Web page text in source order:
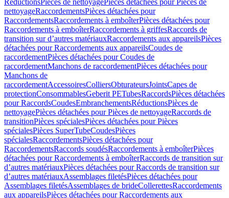
RéductionsPièces de nettoyagePièces détachées pour Pièces de
nettoyageRaccordementsPièces détachées pour
RaccordementsRaccordements à emboîterPièces détachées pour
Raccordements à emboîterRaccordements à griffesRaccords de
transition sur d’autres matériauxRaccordements aux appareilsPièces
détachées pour Raccordements aux appareilsCoudes de
raccordementPièces détachées pour Coudes de
raccordementManchons de raccordementPièces détachées pour
Manchons de
raccordementAccessoiresColliersObturateursJointsCapes de
protectionConsommablesGeberit PETubesRaccordsPièces détachées
pour RaccordsCoudesEmbranchementsRéductionsPièces de
nettoyagePièces détachées pour Pièces de nettoyageRaccords de
transitionPièces spécialesPièces détachées pour Pièces
spécialesPièces SuperTubeCoudesPièces
spécialesRaccordementsPièces détachées pour
RaccordementsRaccords soudésRaccordements à emboîterPièces
détachées pour Raccordements à emboîterRaccords de transition sur
d’autres matériauxPièces détachées pour Raccords de transition sur
d’autres matériauxAssemblages filetésPièces détachées pour
Assemblages filetésAssemblages de brideCollerettesRaccordements
aux appareilsPièces détachées pour Raccordements aux